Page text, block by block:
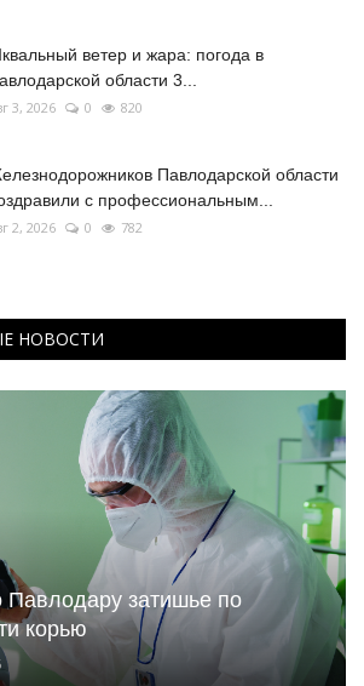
ветер и жара: погода в
области 3...
3, 2026 0 820
Павлодарской области
с профессиональным...
2, 2026 0 782
НОВОСТИ
Павлодару затишье по
корью